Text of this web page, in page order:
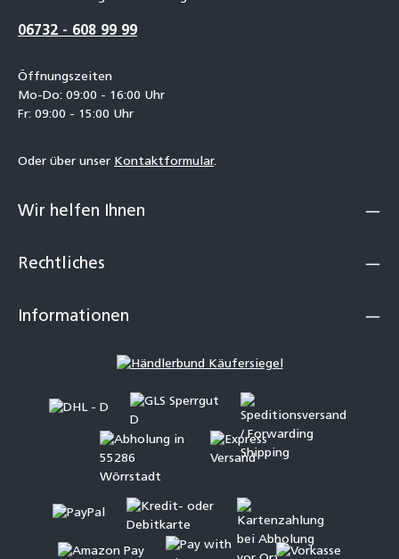
06732 - 608 99 99
Öffnungszeiten
Mo-Do: 09:00 - 16:00 Uhr
Fr: 09:00 - 15:00 Uhr
Oder über unser Kontaktformular.
Wir helfen Ihnen
Rechtliches
Informationen